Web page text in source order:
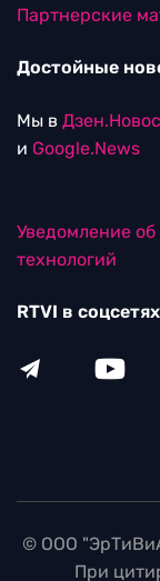
Партнерские
Достойные
Мы в
и Google.News
Уведомление
технологий
RTVI в соцсетях
© ООО
При